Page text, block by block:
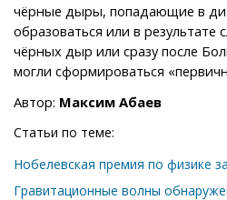
чёрные дыры, попадающие в
образоваться или в результате
чёрных дыр или сразу после
могли сформироваться
Автор: Максим Абаев
Статьи по теме:
Нобелевская премия по физике
Гравитационные волны